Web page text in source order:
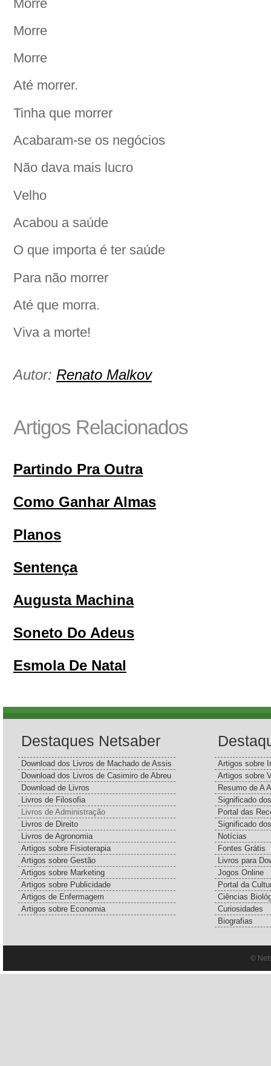
Morre
Morre
Morre
Até morrer.
Tinha que morrer
Acabaram-se os negócios
Não dava mais lucro
Velho
Acabou a saúde
O que importa é ter saúde
Para não morrer
Até que morra.
Viva a morte!
Autor: Renato Malkov
Artigos Relacionados
Partindo Pra Outra
Como Ganhar Almas
Planos
Sentença
Augusta Machina
Soneto Do Adeus
Esmola De Natal
Destaques Netsaber
Download dos Livros de Machado de Assis
Download dos Livros de Casimiro de Abreu
Download de Livros
Livros de Filosofia
Livros de Administração
Livros de Direito
Livros de Agronomia
Artigos sobre Fisioterapia
Artigos sobre Gestão
Artigos sobre Marketing
Artigos sobre Publicidade
Artigos de Enfermagem
Artigos sobre Economia
Artigos sobre
Artigos sobre
Resumo de A
Significado
Portal das
Significado
Notícias
Fontes Grátis
Livros para
Jogos Online
Portal da
Ciências
Curiosidades
Biografias
©